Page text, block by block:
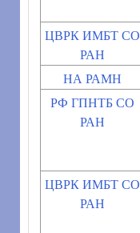
ЦВРК ИМБТ СО
РАН
НА РАМН
РФ ГПНТБ СО
РАН
ЦВРК ИМБТ СО
РАН